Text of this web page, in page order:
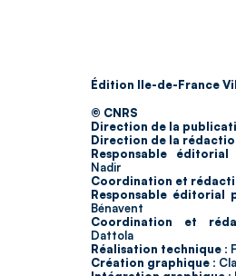
Édition Ile-de-France
© CNRS
Direction de la
Direction de la
Responsable
Nadir
Coordination et
Responsable éditorial
Bénavent
Coordination et
Dattola
Réalisation technique :
Création graphique :